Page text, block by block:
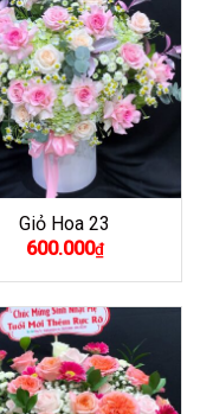
Giỏ Hoa 23
600.000₫